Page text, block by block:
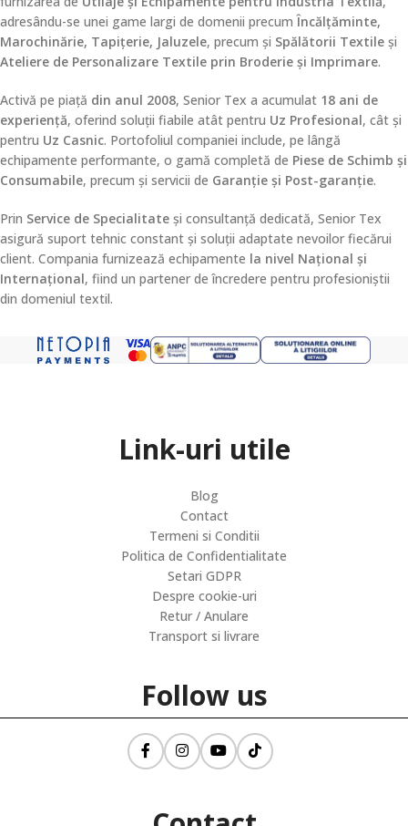
adresându-se unei game largi de domenii precum Încălțăminte,
Marochinărie, Tapițerie, Jaluzele, precum și Spălătorii Textile și
Ateliere de Personalizare Textile prin Broderie și Imprimare.
Activă pe piață din anul 2008, Senior Tex a acumulat 18 ani de
experiență, oferind soluții fiabile atât pentru Uz Profesional, cât și
pentru Uz Casnic. Portofoliul companiei include, pe lângă
echipamente performante, o gamă completă de Piese de Schimb și
Consumabile, precum și servicii de Garanție și Post-garanție.
Prin Service de Specialitate și consultanță dedicată, Senior Tex
asigură suport tehnic constant și soluții adaptate nevoilor fiecărui
client. Compania furnizează echipamente la nivel Național și
Internațional, fiind un partener de încredere pentru profesioniștii
din domeniul textil.
Link-uri utile
Blog
Contact
Termeni si Conditii
Politica de Confidentialitate
Setari GDPR
Despre cookie-uri
Retur / Anulare
Transport si livrare
Follow us